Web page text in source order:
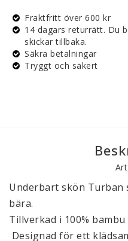
Fraktfritt över 600 kr
14 dagars returrätt. Du
skickar tillbaka.
Säkra betalningar
Tryggt och säkert
Underbart skön Turban
bära.
Tillverkad i 100%